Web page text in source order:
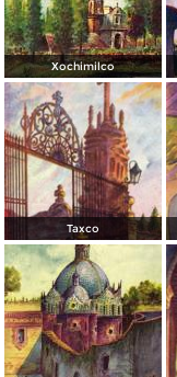
Xochimilco
Taxco